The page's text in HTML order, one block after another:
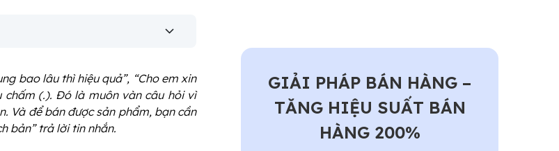
bao lâu thì hiệu quả”, “Cho em xin
chấm (.). Đó là muôn vàn câu hỏi vì
Và để bán được sản phẩm, bạn cần
bản” trả lời tin nhắn.
GIẢI PHÁP BÁN HÀNG –
TĂNG HIỆU SUẤT BÁN
HÀNG 200%